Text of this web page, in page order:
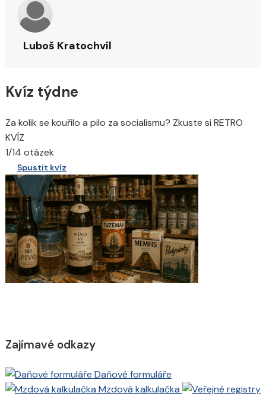
Luboš Kratochvíl
Kvíz týdne
Za kolik se kouřilo a pilo za socialismu? Zkuste si RETRO
KVÍZ
1/14 otázek
Spustit kvíz
Zajímavé odkazy
Daňové formuláře
Mzdová kalkulačka